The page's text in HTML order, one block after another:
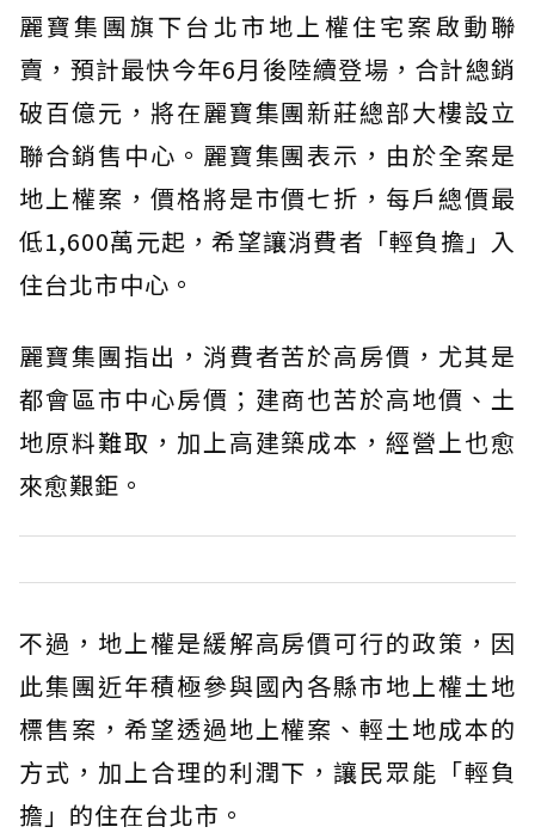
麗寶集團旗下台北市地上權住宅案啟動聯
賣，預計最快今年6月後陸續登場，合計總銷
破百億元，將在麗寶集團新莊總部大樓設立
聯合銷售中心。麗寶集團表示，由於全案是
地上權案，價格將是市價七折，每戶總價最
低1,600萬元起，希望讓消費者「輕負擔」入
住台北市中心。
麗寶集團指出，消費者苦於高房價，尤其是
都會區市中心房價；建商也苦於高地價、土
地原料難取，加上高建築成本，經營上也愈
來愈艱鉅。
不過，地上權是緩解高房價可行的政策，因
此集團近年積極參與國內各縣市地上權土地
標售案，希望透過地上權案、輕土地成本的
方式，加上合理的利潤下，讓民眾能「輕負
擔」的住在台北市。